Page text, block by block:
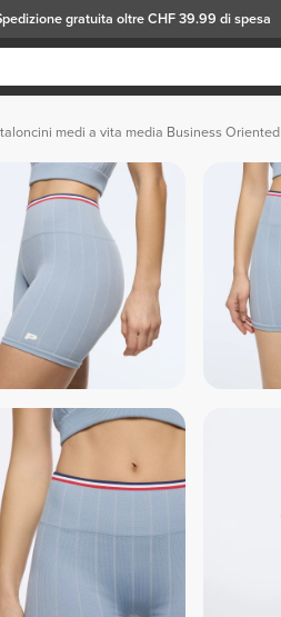
gratuita oltre CHF 39.99 di spesa
medi a vita media Business Oriented